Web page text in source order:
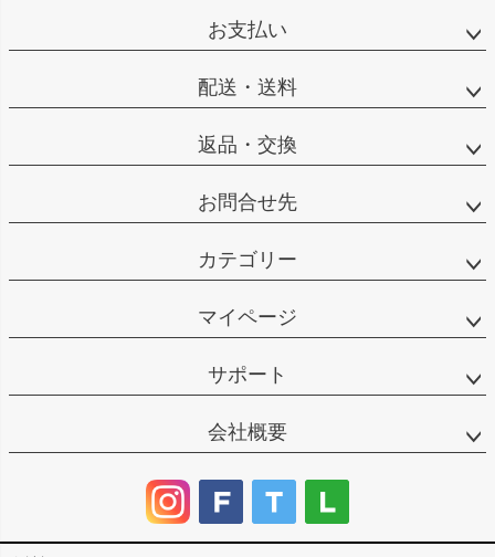
お支払い
配送・送料
返品・交換
お問合せ先
カテゴリー
マイページ
サポート
会社概要